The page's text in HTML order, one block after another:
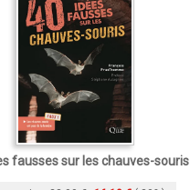
fausses sur les chauves-souris